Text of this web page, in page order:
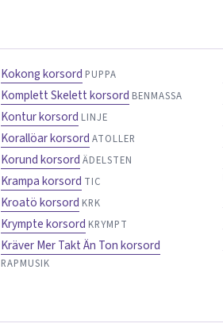
Kokong korsord PUPPA
Komplett Skelett korsord BENMASSA
Kontur korsord LINJE
Korallöar korsord ATOLLER
Korund korsord ÄDELSTEN
Krampa korsord TIC
Kroatö korsord KRK
Krympte korsord KRYMPT
Kräver Mer Takt Än Ton korsord
RAPMUSIK